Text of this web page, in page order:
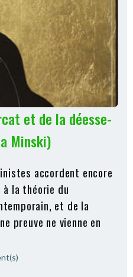
et de la déesse-
Minski)
accordent encore
la théorie du
et de la
preuve ne vienne en